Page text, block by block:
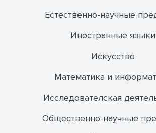
Естественно-научные
Иностранные языки
Искусство
Математика и
Исследователская
Общественно-научные